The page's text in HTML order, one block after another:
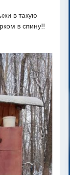
в такую
в спину!!